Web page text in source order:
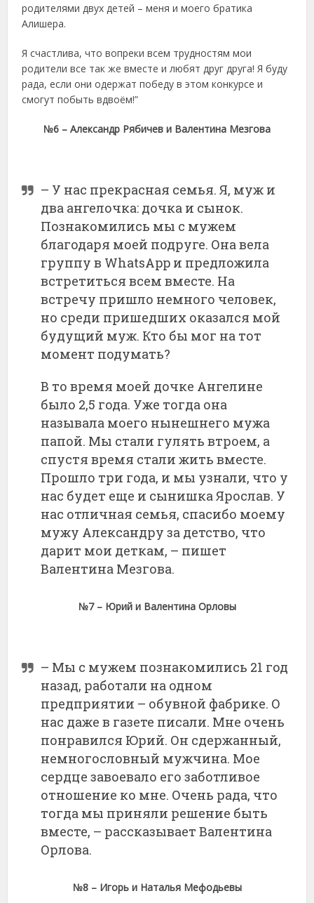
родителями двух детей – меня и моего братика
Алишера.
Я счастлива, что вопреки всем трудностям мои
родители все так же вместе и любят друг друга! Я буду
рада, если они одержат победу в этом конкурсе и
смогут побыть вдвоём!”
№6 – Александр Рябичев и Валентина Мезгова
– У нас прекрасная семья. Я, муж и
два ангелочка: дочка и сынок.
Познакомились мы с мужем
благодаря моей подруге. Она вела
группу в WhatsApp и предложила
встретиться всем вместе. На
встречу пришло немного человек,
но среди пришедших оказался мой
будущий муж. Кто бы мог на тот
момент подумать?
В то время моей дочке Ангелине
было 2,5 года. Уже тогда она
называла моего нынешнего мужа
папой. Мы стали гулять втроем, а
спустя время стали жить вместе.
Прошло три года, и мы узнали, что у
нас будет еще и сынишка Ярослав. У
нас отличная семья, спасибо моему
мужу Александру за детство, что
дарит мои деткам, – пишет
Валентина Мезгова.
№7 – Юрий и Валентина Орловы
– Мы с мужем познакомились 21 год
назад, работали на одном
предприятии – обувной фабрике. О
нас даже в газете писали. Мне очень
понравился Юрий. Он сдержанный,
немногословный мужчина. Мое
сердце завоевало его заботливое
отношение ко мне. Очень рада, что
тогда мы приняли решение быть
вместе, – рассказывает Валентина
Орлова.
№8 – Игорь и Наталья Мефодьевы